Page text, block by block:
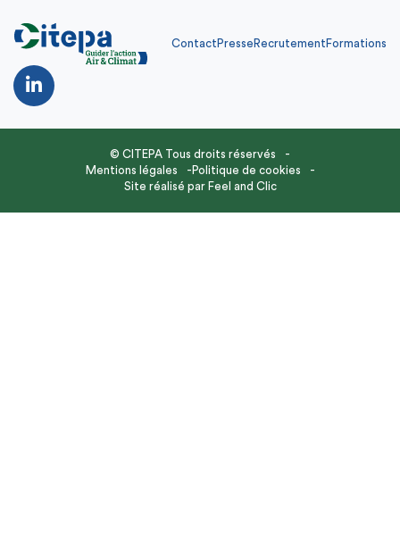
Contact Presse Recrutement Formations
© CITEPA Tous droits réservés
Mentions légales
Politique de cookies
Site réalisé par Feel and Clic